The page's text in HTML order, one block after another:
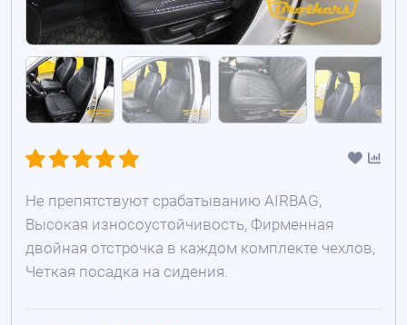
Не препятствуют срабатыванию AIRBAG,
Высокая износоустойчивость, Фирменная
двойная отстрочка в каждом комплекте чехлов,
Четкая посадка на сидения.